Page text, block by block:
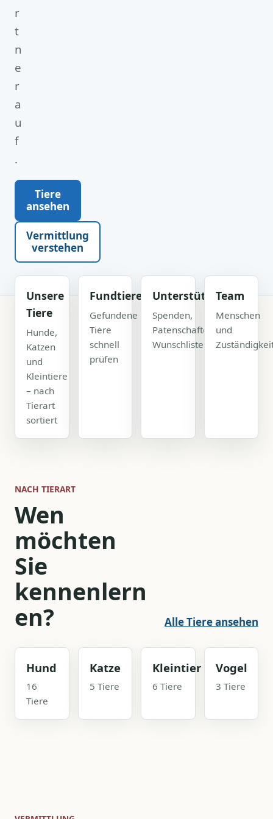
r
t
n
e
r
a
u
f
.
Tiere
ansehen
Vermittlung
verstehen
Unsere
Tiere
Hunde,
Katzen
und
Kleintiere
– nach
Tierart
sortiert
Fundtiere
Gefundene
Tiere
schnell
prüfen
Unterstützen
Spenden,
Patenschaften,
Wunschliste
Team
Menschen
und
NACH TIERART
Wen
möchten
Sie
kennenlern
en?
Alle Tiere ansehen
Hund
16
Tiere
Katze
5 Tiere
Kleintier
6 Tiere
Vogel
3 Tiere